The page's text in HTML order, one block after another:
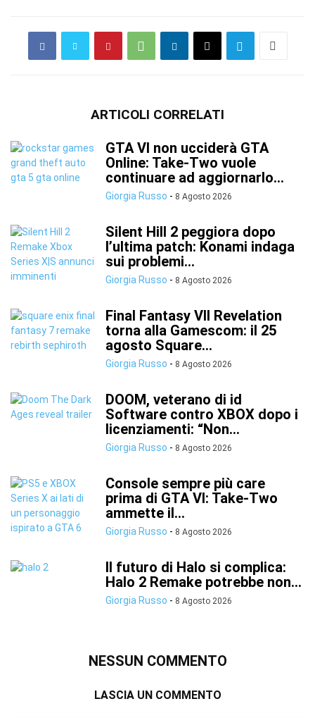
ARTICOLI CORRELATI
GTA VI non ucciderà GTA
Online: Take-Two vuole
continuare ad aggiornarlo...
Giorgia Russo - 8 Agosto 2026
Silent Hill 2 peggiora dopo
l’ultima patch: Konami indaga
sui problemi...
Giorgia Russo - 8 Agosto 2026
Final Fantasy VII Revelation
torna alla Gamescom: il 25
agosto Square...
Giorgia Russo - 8 Agosto 2026
DOOM, veterano di id
Software contro XBOX dopo i
licenziamenti: “Non...
Giorgia Russo - 8 Agosto 2026
Console sempre più care
prima di GTA VI: Take-Two
ammette il...
Giorgia Russo - 8 Agosto 2026
Il futuro di Halo si complica:
Halo 2 Remake potrebbe non...
Giorgia Russo - 8 Agosto 2026
NESSUN COMMENTO
LASCIA UN COMMENTO